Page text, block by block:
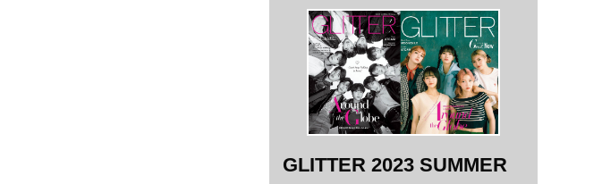
GLITTER 2023 SUMMER